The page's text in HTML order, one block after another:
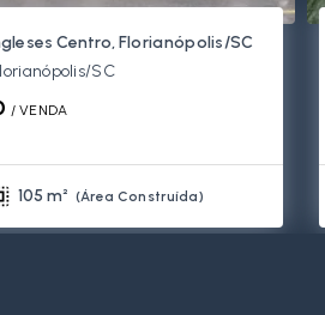
Centro, Florianópolis/SC
SC
/ VENDA
105 m² (Área Construída)